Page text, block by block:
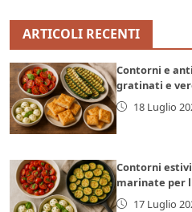
ARTICOLI RECENTI
Contorni e
gratinati e
18 Luglio
Contorni
marinate per
17 Luglio